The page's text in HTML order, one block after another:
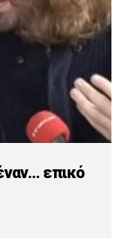
επικό